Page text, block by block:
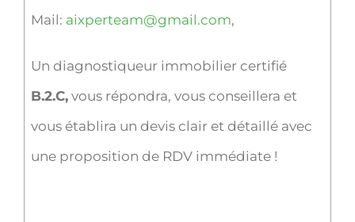
Mail: aixperteam@gmail.com,
Un diagnostiqueur immobilier certifié
B.2.C,vous répondra, vous conseillera et
vous établira un devis clair et détaillé avec
une proposition de RDV immédiate !